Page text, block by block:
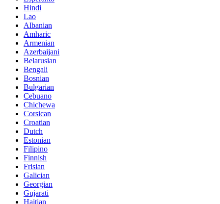
Hindi
Lao
Albanian
Amharic
Armenian
Azerbaijani
Belarusian
Bengali
Bosnian
Bulgarian
Cebuano
Chichewa
Corsican
Croatian
Dutch
Estonian
Filipino
Finnish
Frisian
Galician
Georgian
Gujarati
Haitian